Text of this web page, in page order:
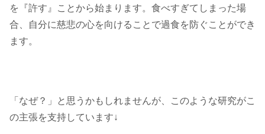
を『許す』ことから始まります。食べすぎてしまった場
合、自分に慈悲の心を向けることで過食を防ぐことができ
ます。
「なぜ？」と思うかもしれませんが、このような研究がこ
の主張を支持しています↓